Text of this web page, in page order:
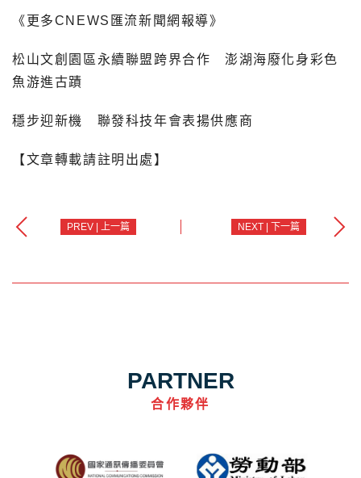
《更多CNEWS匯流新聞網報導》
松山文創園區永續聯盟跨界合作 澎湖海廢化身彩色
魚游進古蹟
穩步迎新機 聯發科技年會表揚供應商
【文章轉載請註明出處】
PREV | 上一篇 NEXT | 下一篇
PARTNER
合作夥伴